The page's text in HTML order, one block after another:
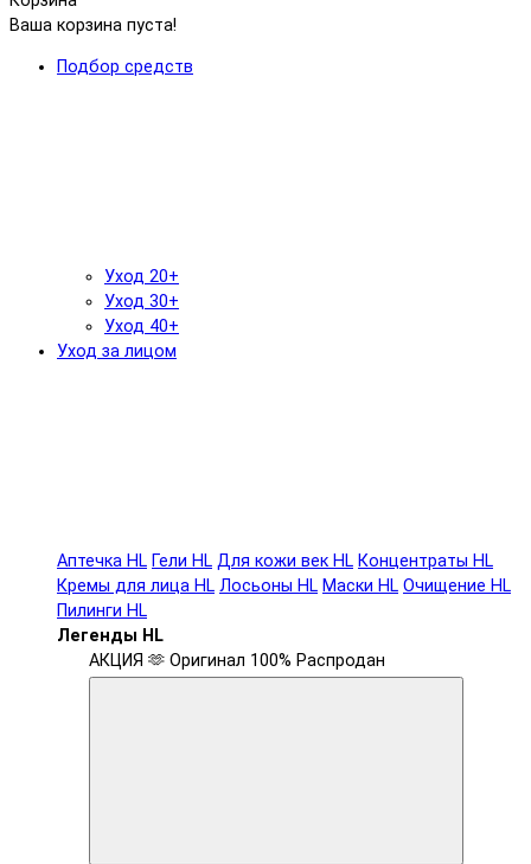
Ваша корзина пуста!
Подбор средств
Уход 20+
Уход 30+
Уход 40+
Уход за лицом
Аптечка HL Гели HL Для кожи век HL Концентраты HL
Кремы для лица HL Лосьоны HL Маски HL Очищение HL
Пилинги HL
Легенды HL
АКЦИЯ 🫶 Оригинал 100% Распродан